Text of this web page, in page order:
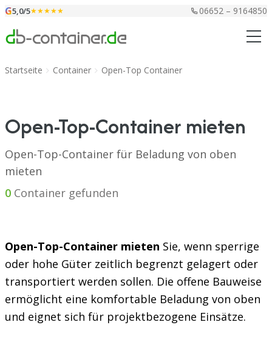
Zum Inhalt springen
G5,0/5★★★★★ 06652 – 9164850
Startseite Container Open-Top Container
Open-Top-Container mieten
Open-Top-Container für Beladung von oben
mieten
0 Container gefunden
Open-Top-Container mieten Sie, wenn sperrige
oder hohe Güter zeitlich begrenzt gelagert oder
transportiert werden sollen. Die offene Bauweise
ermöglicht eine komfortable Beladung von oben
und eignet sich für projektbezogene Einsätze.